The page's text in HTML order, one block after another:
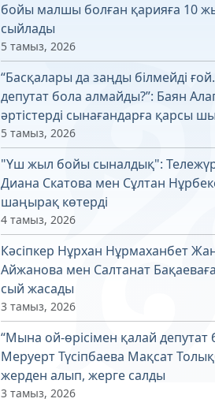
бойы малшы болған қарияға 10
сыйлады
5 тамыз, 2026
“Басқалары да заңды білмейді
депутат бола алмайды?”: Баян
әртістерді сынағандарға қарсы
5 тамыз, 2026
"Үш жыл бойы сыналдық":
Диана Скатова мен Сұлтан
шаңырақ көтерді
4 тамыз, 2026
Кәсіпкер Нұрхан Нұрмаханбет
Айжанова мен Салтанат
сый жасады
3 тамыз, 2026
“Мына ой-өрісімен қалай депутат
Меруерт Түсіпбаева Мақсат
жерден алып, жерге салды
3 тамыз, 2026